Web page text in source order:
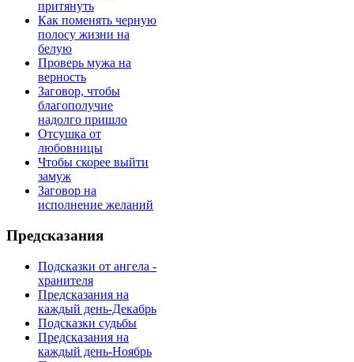
притянуть
Как поменять черную
полосу жизни на
белую
Проверь мужа на
верность
Заговор, чтобы
благополучие
надолго пришло
Отсушка от
любовницы
Чтобы скорее выйти
замуж
Заговор на
исполнение желаний
Предсказания
Подсказки от ангела -
хранителя
Предсказания на
каждый день-Декабрь
Подсказки судьбы
Предсказания на
каждый день-Ноябрь